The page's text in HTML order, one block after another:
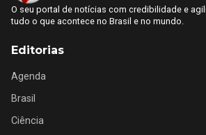
O seu portal de notícias com credibilidade e
tudo o que acontece no Brasil e no mundo.
Editorias
Agenda
Brasil
Ciência